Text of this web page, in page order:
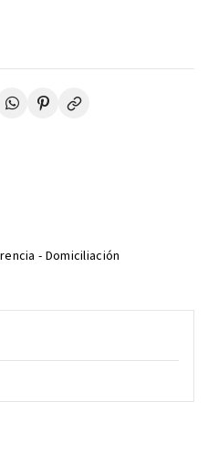
- Domiciliación